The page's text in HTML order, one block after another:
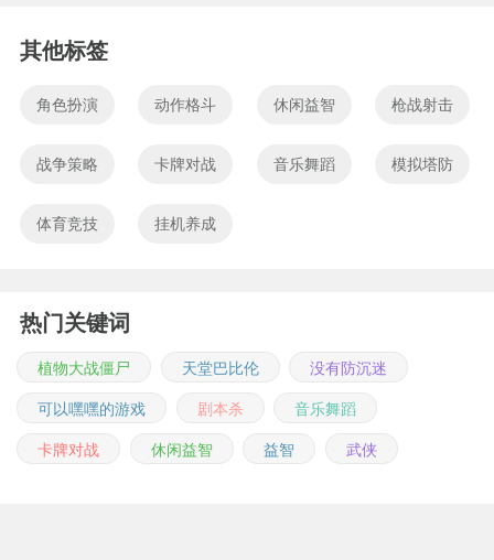
其他标签
角色扮演 动作格斗 休闲益智 枪战射击
战争策略 卡牌对战 音乐舞蹈 模拟塔防
体育竞技 挂机养成
热门关键词
植物大战僵尸 天堂巴比伦
没有防沉迷
可以嘿嘿的游戏
剧本杀
音乐舞蹈
卡牌对战
休闲益智 益智 武侠